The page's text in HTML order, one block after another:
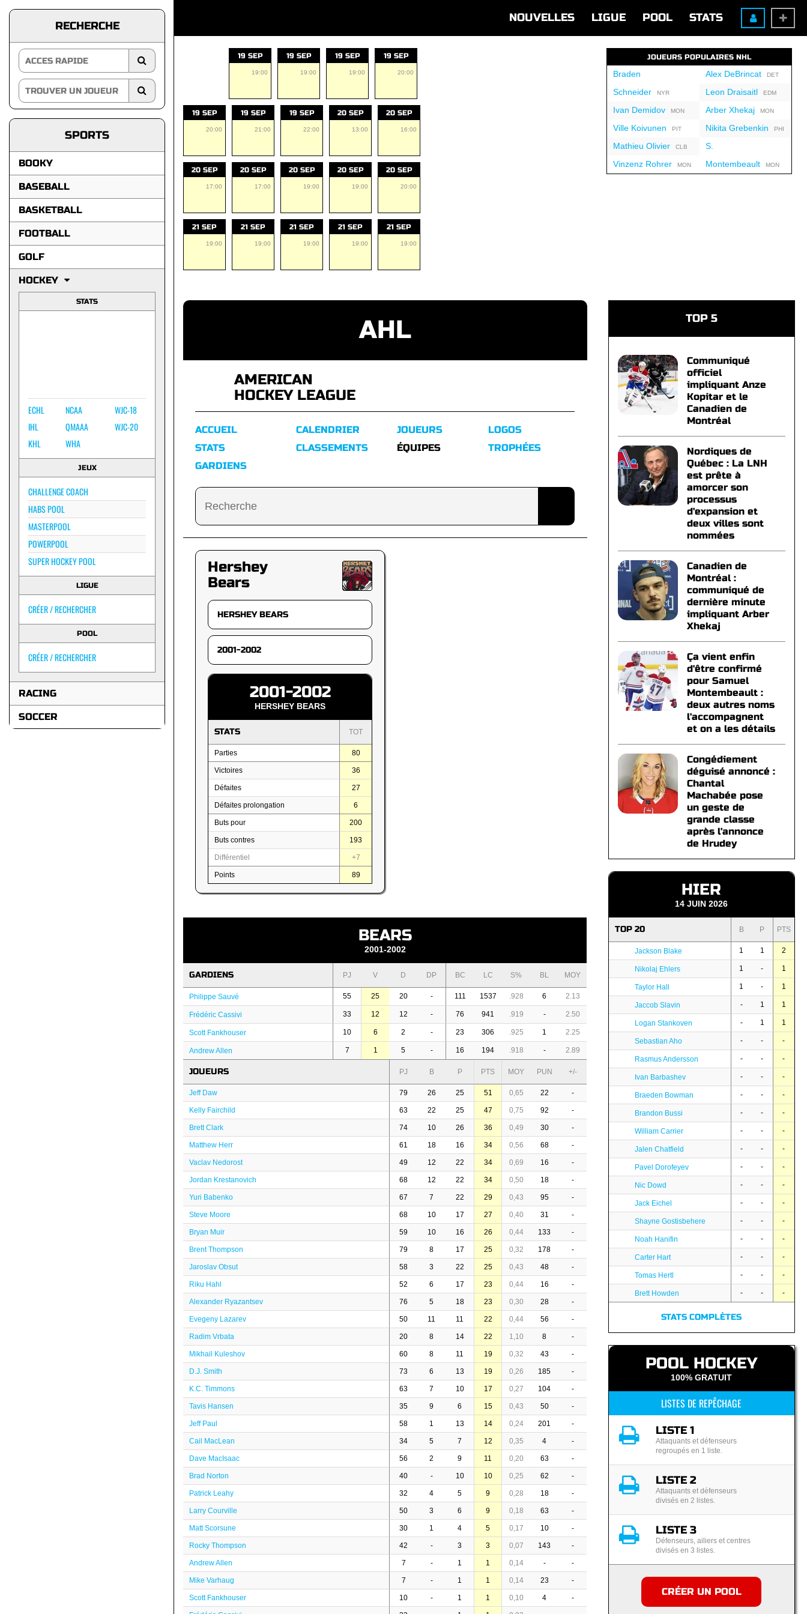
NOUVELLES LIGUE POOL STATS
RECHERCHE
SPORTS
BOOKY
BASEBALL
BASKETBALL
FOOTBALL
GOLF
HOCKEY
STATS
ECHL
IHL
KHL
NCAA
QMAAA
WHA
WJC-18
WJC-20
JEUX
CHALLENGE COACH
HABS POOL
MASTERPOOL
POWERPOOL
SUPER HOCKEY POOL
LIGUE
CRÉER / RECHERCHER
POOL
CRÉER / RECHERCHER
RACING
SOCCER
19 SEP
19:00
19 SEP
19:00
19 SEP
19:00
19 SEP
20:00
19 SEP
20:00
19 SEP
21:00
19 SEP
22:00
20 SEP
13:00
20 SEP
16:00
20 SEP
17:00
20 SEP
17:00
20 SEP
19:00
20 SEP
19:00
20 SEP
20:00
21 SEP
19:00
21 SEP
19:00
21 SEP
19:00
21 SEP
19:00
21 SEP
19:00
JOUEURS POPULAIRES NHL
Braden
SchneiderNYR
Ivan DemidovMON
Ville Koivunen PIT
Mathieu OlivierCLB
Vinzenz RohrerMON
Alex DeBrincatDET
Leon Draisaitl EDM
Arber XhekajMON
Nikita Grebenkin PHI
S.
MontembeaultMON
AHL
AMERICAN
HOCKEY LEAGUE
ACCUEIL
STATS
GARDIENS
CALENDRIER
CLASSEMENTS
JOUEURS
ÉQUIPES
LOGOS
TROPHÉES
Hershey
Bears
2001-2002
HERSHEY BEARS
STATS TOT
Parties 80
Victoires 36
Défaites 27
Défaites prolongation 6
Buts pour 200
Buts contres 193
Différentiel +7
Points 89
BEARS
2001-2002
GARDIENS PJ V D DP BC LC S% BL MOY
Philippe Sauvé 55 25 20 - 111 1537 .928 6 2.13
Frédéric Cassivi 33 12 12 - 76 941 .919 - 2.50
Scott Fankhouser 10 6 2 - 23 306 .925 1 2.25
Andrew Allen 7 1 5 - 16 194 .918 - 2.89
JOUEURS PJ B P PTS MOY PUN +/-
Jeff Daw 79 26 25 51 0,65 22 -
Kelly Fairchild 63 22 25 47 0,75 92 -
Brett Clark 74 10 26 36 0,49 30 -
Matthew Herr 61 18 16 34 0,56 68 -
Vaclav Nedorost 49 12 22 34 0,69 16 -
Jordan Krestanovich 68 12 22 34 0,50 18 -
Yuri Babenko 67 7 22 29 0,43 95 -
Steve Moore 68 10 17 27 0,40 31 -
Bryan Muir 59 10 16 26 0,44 133 -
Brent Thompson 79 8 17 25 0,32 178 -
Jaroslav Obsut 58 3 22 25 0,43 48 -
Riku Hahl 52 6 17 23 0,44 16 -
Alexander Ryazantsev 76 5 18 23 0,30 28 -
Evegeny Lazarev 50 11 11 22 0,44 56 -
Radim Vrbata 20 8 14 22 1,10 8 -
Mikhail Kuleshov 60 8 11 19 0,32 43 -
D.J. Smith 73 6 13 19 0,26 185 -
K.C. Timmons 63 7 10 17 0,27 104 -
Tavis Hansen 35 9 6 15 0,43 50 -
Jeff Paul 58 1 13 14 0,24 201 -
Cail MacLean 34 5 7 12 0,35 4 -
Dave MacIsaac 56 2 9 11 0,20 63 -
Brad Norton 40 - 10 10 0,25 62 -
Patrick Leahy 32 4 5 9 0,28 18 -
Larry Courville 50 3 6 9 0,18 63 -
Matt Scorsune 30 1 4 5 0,17 10 -
Rocky Thompson 42 - 3 3 0,07 143 -
Andrew Allen 7 - 1 1 0,14 - -
Mike Varhaug 7 - 1 1 0,14 23 -
Scott Fankhouser 10 - 1 1 0,10 4 -
TOP 5
Communiqué
officiel
impliquant Anze
Kopitar et le
Canadien de
Montréal
Nordiques de
Québec : La LNH
est prête à
amorcer son
processus
d'expansion et
deux villes sont
nommées
Canadien de
Montréal :
communiqué de
dernière minute
impliquant Arber
Xhekaj
Ça vient enfin
d'être confirmé
pour Samuel
Montembeault :
deux autres noms
l'accompagnent
et on a les détails
Congédiement
déguisé annoncé :
Chantal
Machabée pose
un geste de
grande classe
après l'annonce
de Hrudey
HIER
14 JUIN 2026
TOP 20 B P PTS
Jackson Blake 1 1 2
Nikolaj Ehlers 1 - 1
Taylor Hall 1 - 1
Jaccob Slavin - 1 1
Logan Stankoven - 1 1
Sebastian Aho - - -
Rasmus Andersson - - -
Ivan Barbashev - - -
Braeden Bowman - - -
Brandon Bussi - - -
William Carrier - - -
Jalen Chatfield - - -
Pavel Dorofeyev - - -
Nic Dowd - - -
Jack Eichel - - -
Shayne Gostisbehere - - -
Noah Hanifin - - -
Carter Hart - - -
Tomas Hertl - - -
Brett Howden - - -
STATS COMPLÈTES
POOL HOCKEY
100% GRATUIT
LISTES DE REPÊCHAGE
LISTE 1
Attaquants et défenseurs
regroupés en 1 liste.
LISTE 2
Attaquants et défenseurs
divisés en 2 listes.
LISTE 3
Défenseurs, ailiers et centres
divisés en 3 listes.
CRÉER UN POOL